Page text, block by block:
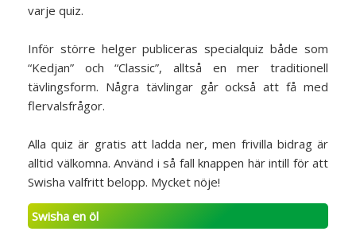
varje quiz.
Inför större helger publiceras specialquiz både som
“Kedjan” och “Classic”, alltså en mer traditionell
tävlingsform. Några tävlingar går också att få med
flervalsfrågor.
Alla quiz är gratis att ladda ner, men frivilla bidrag är
alltid välkomna. Använd i så fall knappen här intill för att
Swisha valfritt belopp. Mycket nöje!
Swisha en öl